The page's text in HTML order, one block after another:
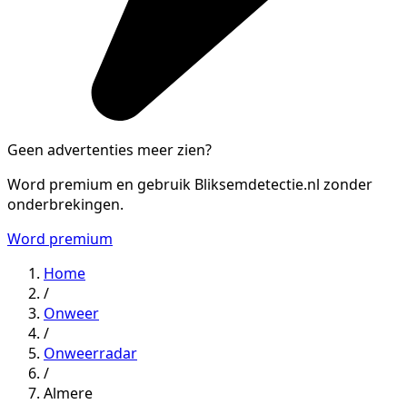
Geen advertenties meer zien?
Word premium en gebruik Bliksemdetectie.nl zonder
onderbrekingen.
Word premium
Home
/
Onweer
/
Onweerradar
/
Almere